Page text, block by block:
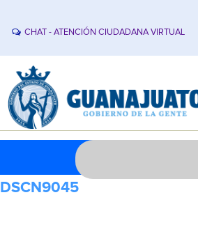
CHAT - ATENCIÓN CIUDADANA VIRTUAL
DSCN9045